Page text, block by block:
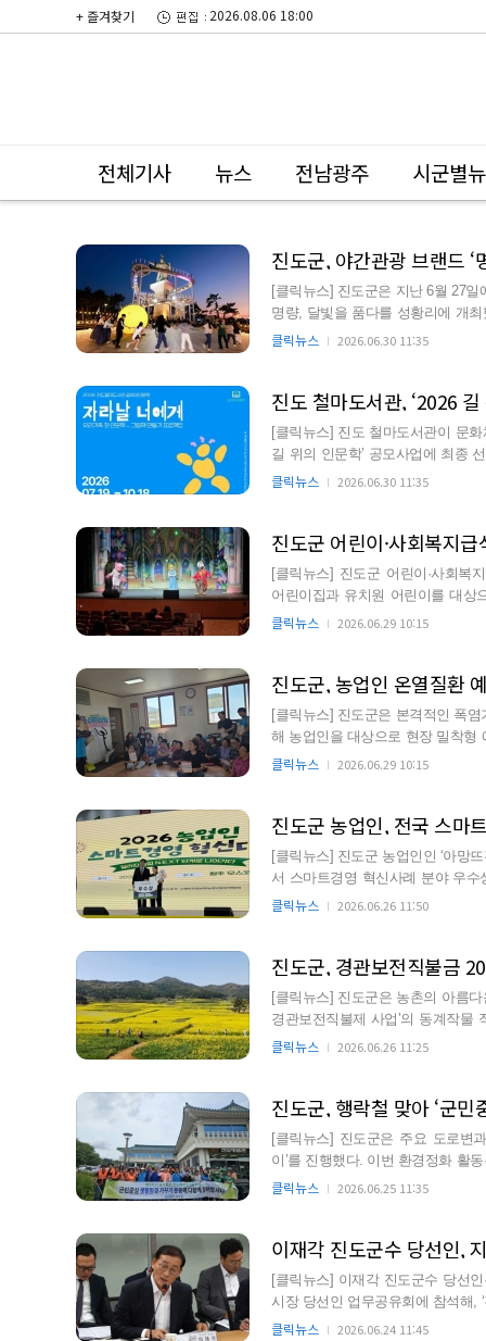
+ 즐겨찾기 2026.08.06 18:00
전체기사 뉴스 전남광주 시군별
진도군, 야간관광 브랜드 ‘
[클릭뉴스] 진도군은 지난 6월 27
명량, 달빛을 품다를 성황리에 개최했다. 이번 행사에는 서울, 경기, 광주를 비롯한
약 150명이 참가…
클릭뉴스 2026.06.30 11:35
진도 철마도서관, ‘2026
[클릭뉴스] 진도 철마도서관이 문
길 위의 인문학’ 공모사업에 최종 선정됐다. ‘길 위의 인문학’은 국민의 인문
생활 속 인문 문화…
클릭뉴스 2026.06.30 11:35
진도군 어린이·사회복지
[클릭뉴스] 진도군 어린이·사회복
어린이집과 유치원 어린이를 대상으로 뮤지컬 인
등 약 400명이 참석했으며 올…
클릭뉴스 2026.06.29 10:15
진도군, 농업인 온열질환
[클릭뉴스] 진도군은 본격적인 폭
해 농업인을 대상으로 현장 밀착형 예방 활동을 추진
환경에서 장시간 작업을…
클릭뉴스 2026.06.29 10:15
진도군 농업인, 전국 스마
[클릭뉴스] 진도군 농업인인 ‘아망
서 스마트경영 혁신사례 분야 우수상을 받았다. 농촌진흥청이 주관하
에서 열린 이번 대회는…
클릭뉴스 2026.06.26 11:50
진도군, 경관보전직불금
[클릭뉴스] 진도군은 농촌의 아름
경관보전직불제 사업’의 동계작물
전직불제는 지역별…
클릭뉴스 2026.06.26 11:25
[클릭뉴스] 진도군은 주요 도로변
이’를 진행했다. 이번 환경정화 활동은 ‘군민중심 생활환경 가꾸기 운동’의 하나이며 군민과 기관사
회단체, 공무원 등이 …
클릭뉴스 2026.06.25 11:35
이재각 진도군수 당선인,
[클릭뉴스] 이재각 진도군수 당선
시장 당선인 업무공유회에 참석해,
공식 건의했다. 먼…
클릭뉴스 2026.06.24 11:45